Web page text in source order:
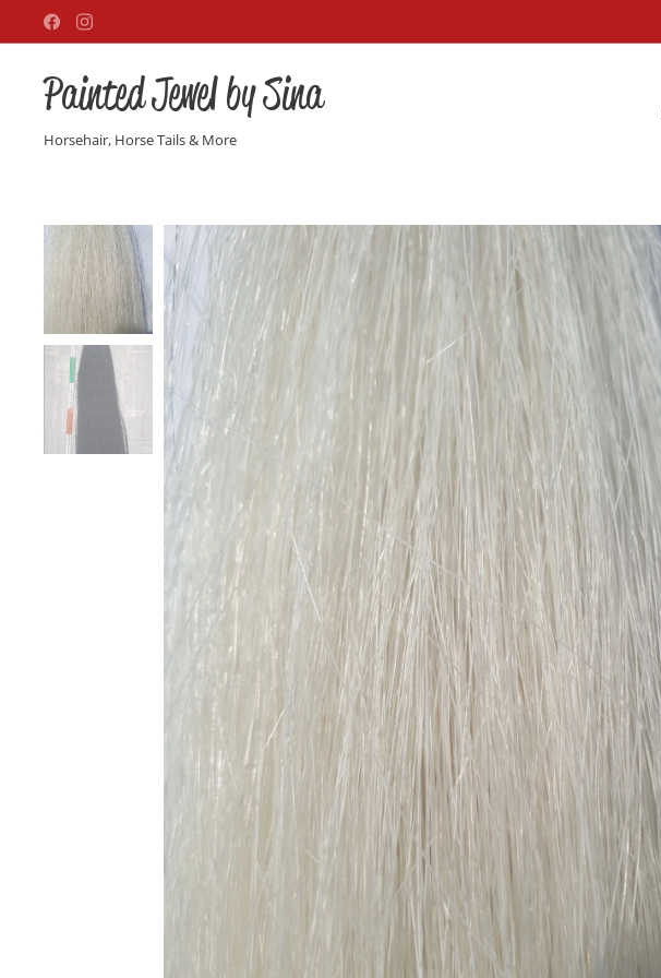
Painted Jewel by Sina
Horsehair, Horse Tails & More